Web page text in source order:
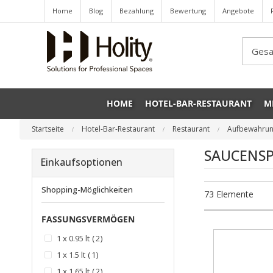
Home Blog Bezahlung Bewertung Angebote
HOME HOTEL-BAR-RESTAURANT
Startseite Hotel-Bar-Restaurant Restaurant
73 Elemente
Einkaufsoptionen
Shopping-Möglichkeiten
FASSUNGSVERMÖGEN
1 x 0.95 lt 2Artikel
1 x 1.5 lt
1Artikel
Artikel